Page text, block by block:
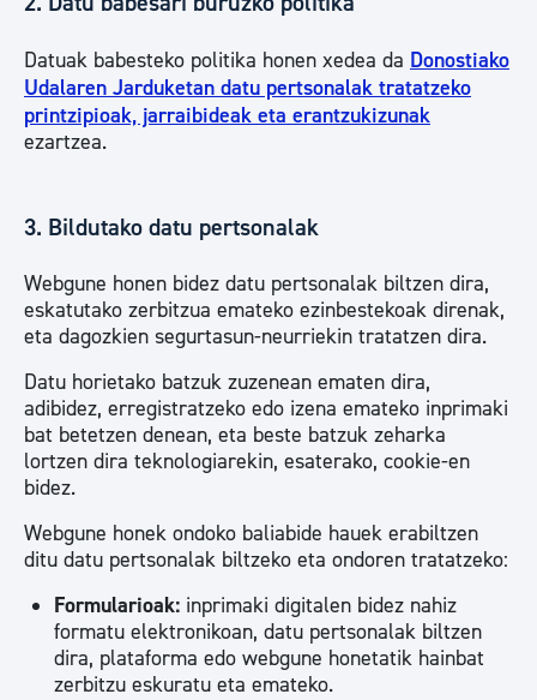
Datuak babesteko politika honen xedea da Donostiako
Udalaren Jarduketan datu pertsonalak tratatzeko
printzipioak, jarraibideak eta erantzukizunak
ezartzea.
3. Bildutako datu pertsonalak
Webgune honen bidez datu pertsonalak biltzen dira,
eskatutako zerbitzua emateko ezinbestekoak direnak,
eta dagozkien segurtasun-neurriekin tratatzen dira.
Datu horietako batzuk zuzenean ematen dira,
adibidez, erregistratzeko edo izena emateko inprimaki
bat betetzen denean, eta beste batzuk zeharka
lortzen dira teknologiarekin, esaterako, cookie-en
bidez.
Webgune honek ondoko baliabide hauek erabiltzen
ditu datu pertsonalak biltzeko eta ondoren tratatzeko:
Formularioak: inprimaki digitalen bidez nahiz
formatu elektronikoan, datu pertsonalak biltzen
dira, plataforma edo webgune honetatik hainbat
zerbitzu eskuratu eta emateko.